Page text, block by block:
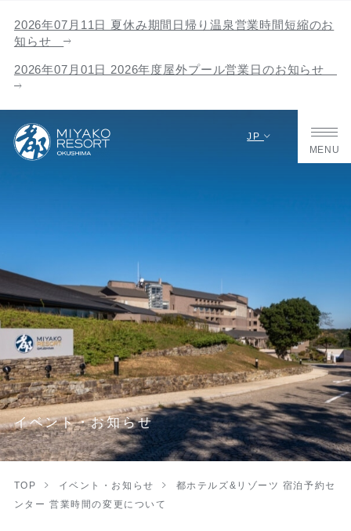
JP
MENU
イベント・お知らせ
2026年07月11日 夏休み期間日帰り温泉営業時間短縮のお
知らせ
2026年07月01日 2026年度屋外プール営業日のお知らせ
TOP イベント・お知らせ
都ホテルズ&リゾーツ 宿泊予約セ
ンター 営業時間の変更について